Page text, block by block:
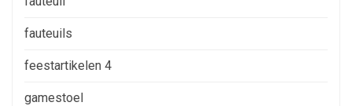
fauteuils
feestartikelen 4
gamestoel